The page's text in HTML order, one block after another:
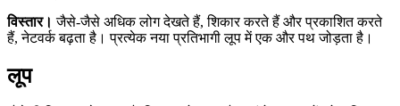
विस्तार। जैसे-जैसे अधिक लोग देखते हैं, शिकार करते हैं और प्रकाशित करते
हैं, नेटवर्क बढ़ता है। प्रत्येक नया प्रतिभागी लूप में एक और पथ जोड़ता है।
लूप